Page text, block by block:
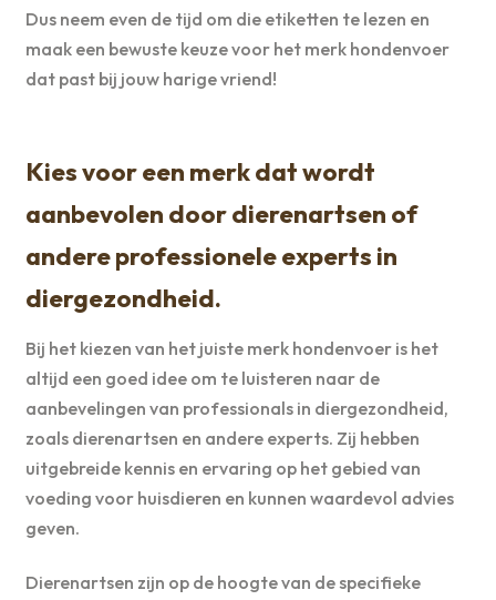
Dus neem even de tijd om die etiketten te lezen en
maak een bewuste keuze voor het merk hondenvoer
dat past bij jouw harige vriend!
Kies voor een merk dat wordt
aanbevolen door dierenartsen of
andere professionele experts in
diergezondheid.
Bij het kiezen van het juiste merk hondenvoer is het
altijd een goed idee om te luisteren naar de
aanbevelingen van professionals in diergezondheid,
zoals dierenartsen en andere experts. Zij hebben
uitgebreide kennis en ervaring op het gebied van
voeding voor huisdieren en kunnen waardevol advies
geven.
Dierenartsen zijn op de hoogte van de specifieke